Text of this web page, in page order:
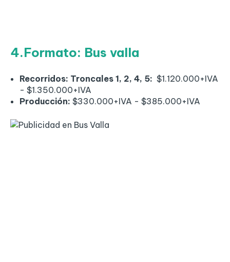
4.Formato: Bus valla
Recorridos: Troncales 1, 2, 4, 5: $1.120.000+IVA
- $1.350.000+IVA
Producción: $330.000+IVA - $385.000+IVA